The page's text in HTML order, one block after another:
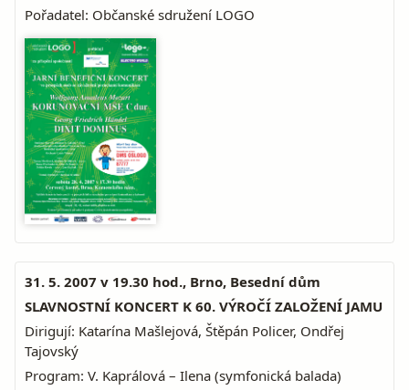
Pořadatel: Občanské sdružení LOGO
31. 5. 2007 v 19.30 hod., Brno, Besední dům
SLAVNOSTNÍ KONCERT K 60. VÝROČÍ ZALOŽENÍ JAMU
Dirigují: Katarína Mašlejová, Štěpán Policer, Ondřej
Tajovský
Program: V. Kaprálová – Ilena (symfonická balada)